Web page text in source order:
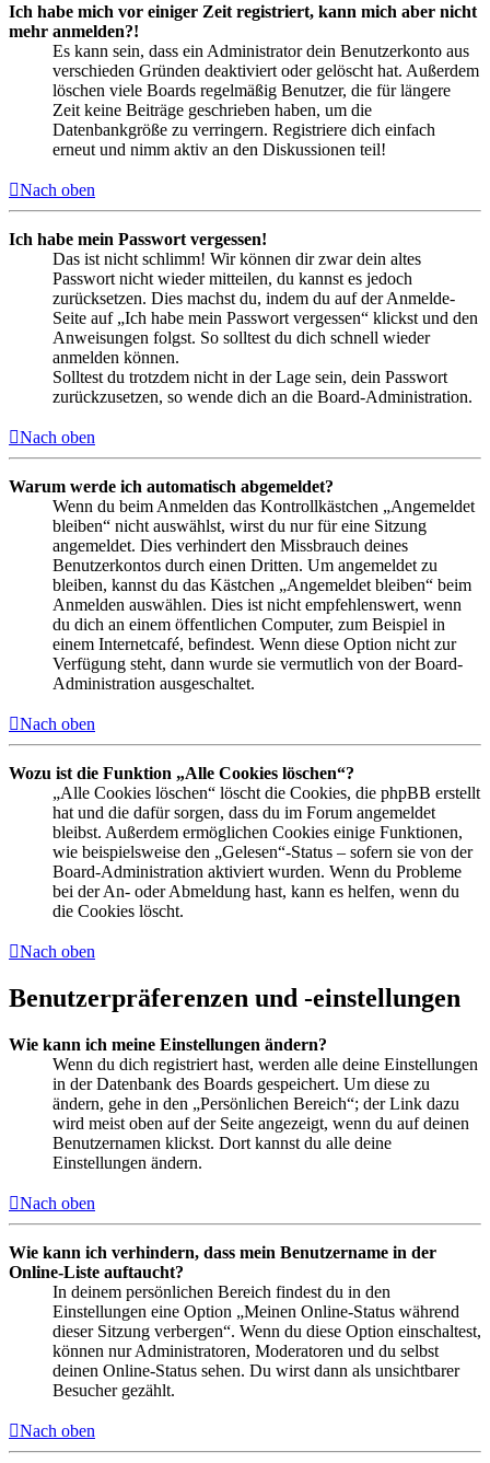
Ich habe mich vor einiger Zeit registriert, kann mich aber nicht
mehr anmelden?!
Es kann sein, dass ein Administrator dein Benutzerkonto aus
verschieden Gründen deaktiviert oder gelöscht hat. Außerdem
löschen viele Boards regelmäßig Benutzer, die für längere
Zeit keine Beiträge geschrieben haben, um die
Datenbankgröße zu verringern. Registriere dich einfach
erneut und nimm aktiv an den Diskussionen teil!
Nach oben
Ich habe mein Passwort vergessen!
Das ist nicht schlimm! Wir können dir zwar dein altes
Passwort nicht wieder mitteilen, du kannst es jedoch
zurücksetzen. Dies machst du, indem du auf der Anmelde-
Seite auf „Ich habe mein Passwort vergessen“ klickst und den
Anweisungen folgst. So solltest du dich schnell wieder
anmelden können.
Solltest du trotzdem nicht in der Lage sein, dein Passwort
zurückzusetzen, so wende dich an die Board-Administration.
Nach oben
Warum werde ich automatisch abgemeldet?
Wenn du beim Anmelden das Kontrollkästchen „Angemeldet
bleiben“ nicht auswählst, wirst du nur für eine Sitzung
angemeldet. Dies verhindert den Missbrauch deines
Benutzerkontos durch einen Dritten. Um angemeldet zu
bleiben, kannst du das Kästchen „Angemeldet bleiben“ beim
Anmelden auswählen. Dies ist nicht empfehlenswert, wenn
du dich an einem öffentlichen Computer, zum Beispiel in
einem Internetcafé, befindest. Wenn diese Option nicht zur
Verfügung steht, dann wurde sie vermutlich von der Board-
Administration ausgeschaltet.
Nach oben
Wozu ist die Funktion „Alle Cookies löschen“?
„Alle Cookies löschen“ löscht die Cookies, die phpBB erstellt
hat und die dafür sorgen, dass du im Forum angemeldet
bleibst. Außerdem ermöglichen Cookies einige Funktionen,
wie beispielsweise den „Gelesen“-Status – sofern sie von der
Board-Administration aktiviert wurden. Wenn du Probleme
bei der An- oder Abmeldung hast, kann es helfen, wenn du
die Cookies löscht.
Nach oben
Benutzerpräferenzen und -einstellungen
Wie kann ich meine Einstellungen ändern?
Wenn du dich registriert hast, werden alle deine Einstellungen
in der Datenbank des Boards gespeichert. Um diese zu
ändern, gehe in den „Persönlichen Bereich“; der Link dazu
wird meist oben auf der Seite angezeigt, wenn du auf deinen
Benutzernamen klickst. Dort kannst du alle deine
Einstellungen ändern.
Nach oben
Wie kann ich verhindern, dass mein Benutzername in der
Online-Liste auftaucht?
In deinem persönlichen Bereich findest du in den
Einstellungen eine Option „Meinen Online-Status während
dieser Sitzung verbergen“. Wenn du diese Option einschaltest,
können nur Administratoren, Moderatoren und du selbst
deinen Online-Status sehen. Du wirst dann als unsichtbarer
Besucher gezählt.
Nach oben